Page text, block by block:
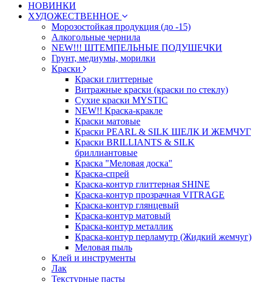
НОВИНКИ
ХУДОЖЕСТВЕННОЕ
Морозостойкая продукция (до -15)
Алкогольные чернила
NEW!!! ШТЕМПЕЛЬНЫЕ ПОДУШЕЧКИ
Грунт, медиумы, морилки
Краски
Краски глиттерные
Витражные краски (краски по стеклу)
Сухие краски MYSTIC
NEW!! Краска-кракле
Краски матовые
Краски PEARL & SILK ШЕЛК И ЖЕМЧУГ
Краски BRILLIANTS & SILK
бриллиантовые
Краска "Меловая доска"
Краска-спрей
Краска-контур глиттерная SHINE
Краска-контур прозрачная VITRAGE
Краска-контур глянцевый
Краска-контур матовый
Краска-контур металлик
Краска-контур перламутр (Жидкий жемчуг)
Меловая пыль
Клей и инструменты
Лак
Текстурные пасты